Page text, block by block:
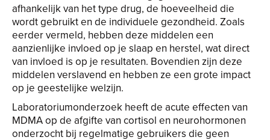
afhankelijk van het type drug, de hoeveelheid die
wordt gebruikt en de individuele gezondheid. Zoals
eerder vermeld, hebben deze middelen een
aanzienlijke invloed op je slaap en herstel, wat direct
van invloed is op je resultaten. Bovendien zijn deze
middelen verslavend en hebben ze een grote impact
op je geestelijke welzijn.
Laboratoriumonderzoek heeft de acute effecten van
MDMA op de afgifte van cortisol en neurohormonen
onderzocht bij regelmatige gebruikers die geen